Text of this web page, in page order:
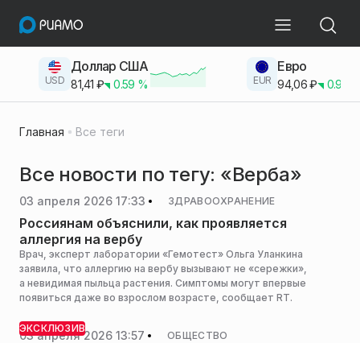
USD
Доллар США
81,41 ₽ 0.59 % EUR
Евро
94,06₽ 0.93
Главная Все теги
Все новости по тегу: «Верба»
03 апреля 2026 17:33 ЗДРАВООХРАНЕНИЕ
Россиянам объяснили, как проявляется
аллергия на вербу
Врач, эксперт лаборатории «Гемотест» Ольга Уланкина
заявила, что аллергию на вербу вызывают не «сережки»,
а невидимая пыльца растения. Симптомы могут впервые
появиться даже во взрослом возрасте, сообщает RT.
ЭКСКЛЮЗИВ
03 апреля 2026 13:57 ОБЩЕСТВО